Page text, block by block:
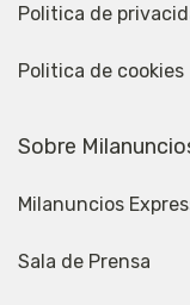
Politica de
Politica de cookies
Sobre
Milanuncios
Sala de Prensa